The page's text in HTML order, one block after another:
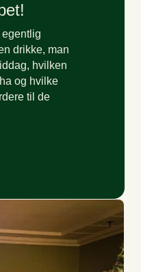
drikke, man
hvilken
og hvilke
til de